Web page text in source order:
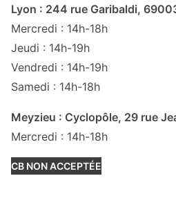
Lyon : 244 rue Garibaldi,
Mercredi : 14h-18h
Jeudi : 14h-19h
Vendredi : 14h-19h
Samedi : 14h-18h
Meyzieu : Cyclopôle, 29 rue
Mercredi : 14h-18h
CB NON ACCEPTÉE